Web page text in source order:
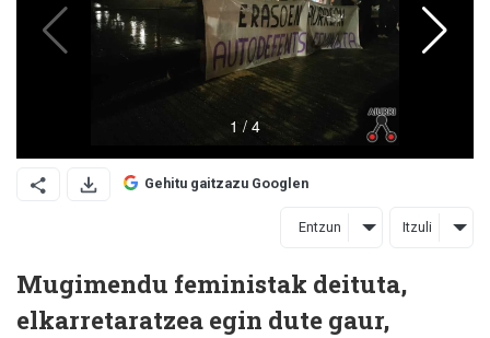
Gehitu gaitzazu Googlen
Entzun Itzuli
Mugimendu feministak deituta,
elkarretaratzea egin dute gaur,